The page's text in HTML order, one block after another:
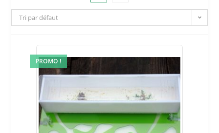
Tri par défaut
PROMO !